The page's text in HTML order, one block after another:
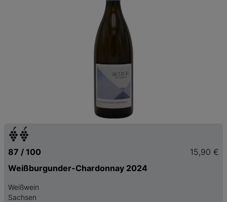
87 / 100
15,90 €
Weißburgunder-Chardonnay 2024
Weißwein
Sachsen